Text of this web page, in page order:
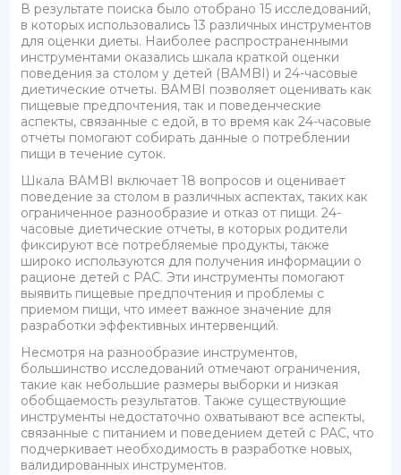
В результате поиска было отобрано 15 исследований,
в которых использовались 13 различных инструментов
для оценки диеты. Наиболее распространенными
инструментами оказались шкала краткой оценки
поведения за столом у детей (BAMBI) и 24-часовые
диетические отчеты. BAMBI позволяет оценивать как
пищевые предпочтения, так и поведенческие
аспекты, связанные с едой, в то время как 24-часовые
отчеты помогают собирать данные о потреблении
пищи в течение суток.
Шкала BAMBI включает 18 вопросов и оценивает
поведение за столом в различных аспектах, таких как
ограниченное разнообразие и отказ от пищи. 24-
часовые диетические отчеты, в которых родители
фиксируют все потребляемые продукты, также
широко используются для получения информации о
рационе детей с РАС. Эти инструменты помогают
выявить пищевые предпочтения и проблемы с
приемом пищи, что имеет важное значение для
разработки эффективных интервенций.
Несмотря на разнообразие инструментов,
большинство исследований отмечают ограничения,
такие как небольшие размеры выборки и низкая
обобщаемость результатов. Также существующие
инструменты недостаточно охватывают все аспекты,
связанные с питанием и поведением детей с РАС, что
подчеркивает необходимость в разработке новых,
валидированных инструментов.